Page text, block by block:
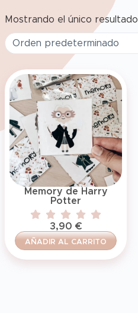
Mostrando el único resultado
Memory de Harry
Potter
3,90 €
AÑADIR AL CARRITO